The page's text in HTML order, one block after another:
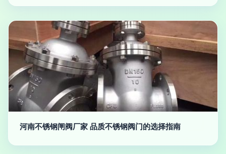
河南不锈钢闸阀厂家 品质不锈钢阀门的选择指南